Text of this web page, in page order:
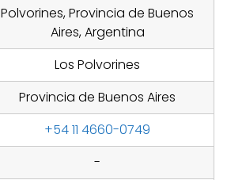
Polvorines, Provincia de Buenos
Aires, Argentina
Los Polvorines
Provincia de Buenos Aires
+54 11 4660-0749
-